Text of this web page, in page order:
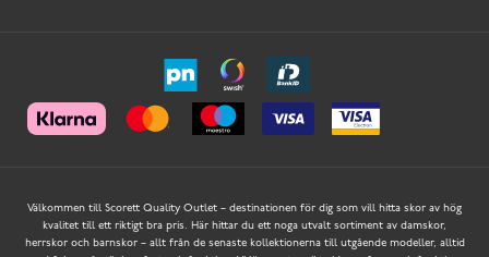
Välkommen till Scorett Quality Outlet – destinationen för dig som vill hitta skor av hög
kvalitet till ett riktigt bra pris. Här hittar du ett noga utvalt sortiment av damskor,
herrskor och barnskor – allt från de senaste kollektionerna till utgående modeller, alltid